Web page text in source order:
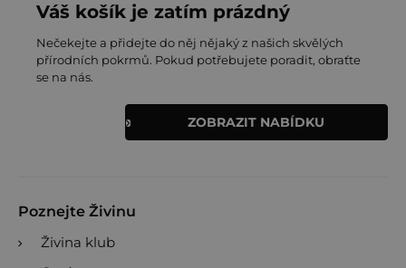
Váš košík je zatím prázdný
Nečekejte a přidejte do něj nějaký z našich skvělých
přírodních pokrmů. Pokud potřebujete poradit, obraťte
se na nás.
ZOBRAZIT NABÍDKU
Poznejte Živinu
Živina klub